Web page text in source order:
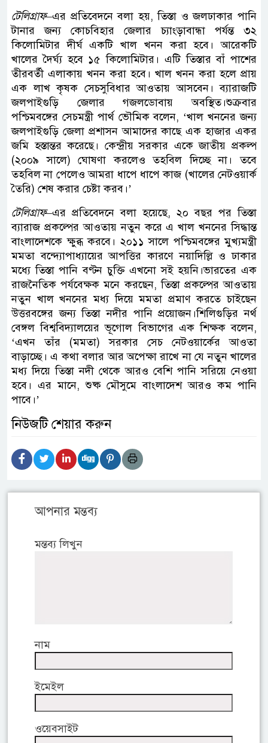
টেলিগ্রাফ–এর প্রতিবেদনে বলা হয়, তিস্তা ও জলঢাকার পানি
টানার জন্য কোচবিহার জেলার চ্যাংড়াবান্ধা পর্যন্ত ৩২
কিলোমিটার দীর্ঘ একটি খাল খনন করা হবে। আরেকটি
খালের দৈর্ঘ্য হবে ১৫ কিলোমিটার। এটি তিস্তার বাঁ পাশের
তীরবর্তী এলাকায় খনন করা হবে। খাল খনন করা হলে প্রায়
এক লাখ কৃষক সেচসুবিধার আওতায় আসবেন। ব্যারাজটি
জলপাইগুড়ি জেলার গজলডোবায় অবস্থিত।শুক্রবার
পশ্চিমবঙ্গের সেচমন্ত্রী পার্থ ভৌমিক বলেন, ‘খাল খননের জন্য
জলপাইগুড়ি জেলা প্রশাসন আমাদের কাছে এক হাজার একর
জমি হস্তান্তর করেছে। কেন্দ্রীয় সরকার একে জাতীয় প্রকল্প
(২০০৯ সালে) ঘোষণা করলেও তহবিল দিচ্ছে না। তবে
তহবিল না পেলেও আমরা ধাপে ধাপে কাজ (খালের নেটওয়ার্ক
তৈরি) শেষ করার চেষ্টা করব।’
টেলিগ্রাফ–এর প্রতিবেদনে বলা হয়েছে, ২০ বছর পর তিস্তা
ব্যারাজ প্রকল্পের আওতায় নতুন করে এ খাল খননের সিদ্ধান্ত
বাংলাদেশকে ক্ষুব্ধ করবে। ২০১১ সালে পশ্চিমবঙ্গের মুখ্যমন্ত্রী
মমতা বন্দ্যোপাধ্যায়ের আপত্তির কারণে নয়াদিল্লি ও ঢাকার
মধ্যে তিস্তা পানি বণ্টন চুক্তি এখনো সই হয়নি।ভারতের এক
রাজনৈতিক পর্যবেক্ষক মনে করছেন, তিস্তা প্রকল্পের আওতায়
নতুন খাল খননের মধ্য দিয়ে মমতা প্রমাণ করতে চাইছেন
উত্তরবঙ্গের জন্য তিস্তা নদীর পানি প্রয়োজন।শিলিগুড়ির নর্থ
বেঙ্গল বিশ্ববিদ্যালয়ের ভূগোল বিভাগের এক শিক্ষক বলেন,
‘এখন তাঁর (মমতা) সরকার সেচ নেটওয়ার্কের আওতা
বাড়াচ্ছে। এ কথা বলার আর অপেক্ষা রাখে না যে নতুন খালের
মধ্য দিয়ে তিস্তা নদী থেকে আরও বেশি পানি সরিয়ে নেওয়া
হবে। এর মানে, শুষ্ক মৌসুমে বাংলাদেশ আরও কম পানি
পাবে।’
নিউজটি শেয়ার করুন
আপনার মন্তব্য
মন্তব্য লিখুন
নাম
ইমেইল
ওয়েবসাইট